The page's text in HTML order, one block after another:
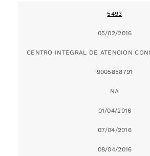
5493
05/02/2016
CENTRO INTEGRAL DE ATENCION
9005858791
NA
01/04/2016
07/04/2016
08/04/2016